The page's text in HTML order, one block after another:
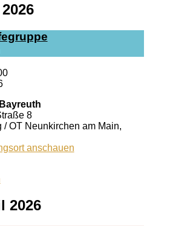
8
/ OT Neunkirchen am Main,
anschauen
2026